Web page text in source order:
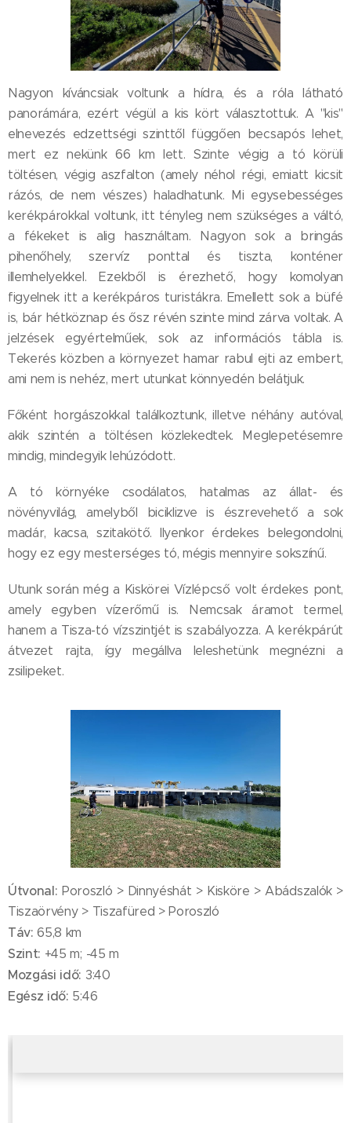
Nagyon kíváncsiak voltunk a hídra, és a róla látható
panorámára, ezért végül a kis kört választottuk. A "kis"
elnevezés edzettségi szinttől függően becsapós lehet,
mert ez nekünk 66 km lett. Szinte végig a tó körüli
töltésen, végig aszfalton (amely néhol régi, emiatt kicsit
rázós, de nem vészes) haladhatunk. Mi egysebességes
kerékpárokkal voltunk, itt tényleg nem szükséges a váltó,
a fékeket is alig használtam. Nagyon sok a bringás
pihenőhely, szervíz ponttal és tiszta, konténer
illemhelyekkel. Ezekből is érezhető, hogy komolyan
figyelnek itt a kerékpáros turistákra. Emellett sok a büfé
is, bár hétköznap és ősz révén szinte mind zárva voltak. A
jelzések egyértelműek, sok az információs tábla is.
Tekerés közben a környezet hamar rabul ejti az embert,
ami nem is nehéz, mert utunkat könnyedén belátjuk.
Főként horgászokkal találkoztunk, illetve néhány autóval,
akik szintén a töltésen közlekedtek. Meglepetésemre
mindig, mindegyik lehúzódott.
A tó környéke csodálatos, hatalmas az állat- és
növényvilág, amelyből biciklizve is észrevehető a sok
madár, kacsa, szitakötő. Ilyenkor érdekes belegondolni,
hogy ez egy mesterséges tó, mégis mennyire sokszínű.
Utunk során még a Kiskörei Vízlépcső volt érdekes pont,
amely egyben vízerőmű is. Nemcsak áramot termel,
hanem a Tisza-tó vízszintjét is szabályozza. A kerékpárút
átvezet rajta, így megállva leleshetünk megnézni a
zsilipeket.
Útvonal: Poroszló > Dinnyéshát > Kisköre > Abádszalók >
Tiszaörvény > Tiszafüred > Poroszló
Táv: 65,8 km
Szint: +45 m; -45 m
Mozgási idő: 3:40
Egész idő: 5:46